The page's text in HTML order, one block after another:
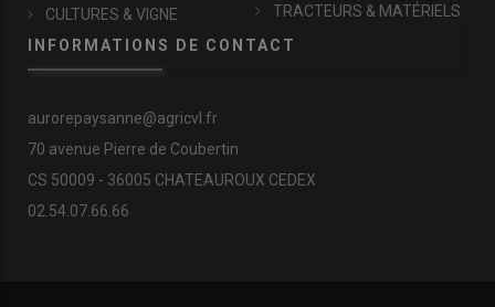
CULTURES & VIGNE
TRACTEURS & MATÉRIELS
INFORMATIONS DE CONTACT
aurorepaysanne@agricvl.fr
70 avenue Pierre de Coubertin
CS 50009 - 36005 CHATEAUROUX CEDEX
02.54.07.66.66